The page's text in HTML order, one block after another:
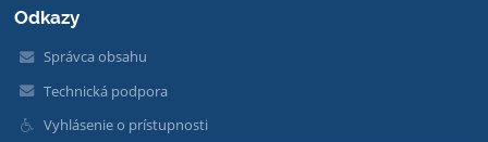
Odkazy
Správca obsahu
Technická podpora
Vyhlásenie o prístupnosti